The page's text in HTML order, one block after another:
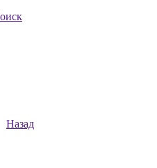
Назад